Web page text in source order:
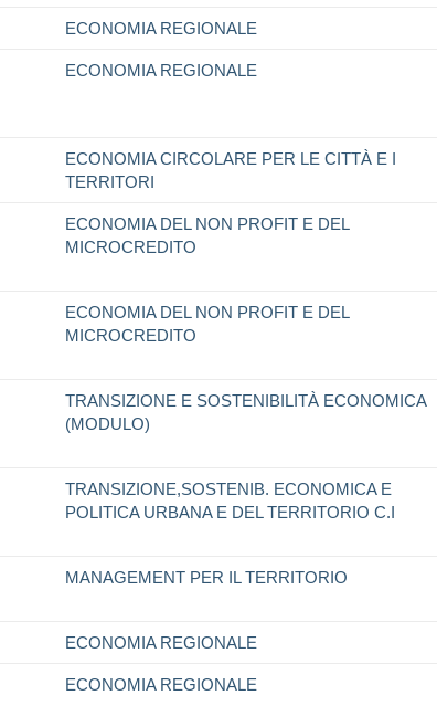
ECONOMIA REGIONALE
ECONOMIA REGIONALE
ECONOMIA CIRCOLARE PER LE CITTÀ E I
TERRITORI
ECONOMIA DEL NON PROFIT E DEL
MICROCREDITO
ECONOMIA DEL NON PROFIT E DEL
MICROCREDITO
TRANSIZIONE E SOSTENIBILITÀ ECONOMICA
(MODULO)
TRANSIZIONE,SOSTENIB. ECONOMICA E
POLITICA URBANA E DEL TERRITORIO C.I
MANAGEMENT PER IL TERRITORIO
ECONOMIA REGIONALE
ECONOMIA REGIONALE